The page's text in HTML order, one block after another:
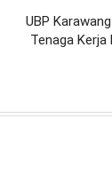
UBP
Tenaga